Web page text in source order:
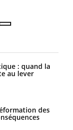
: quand la
au lever
des